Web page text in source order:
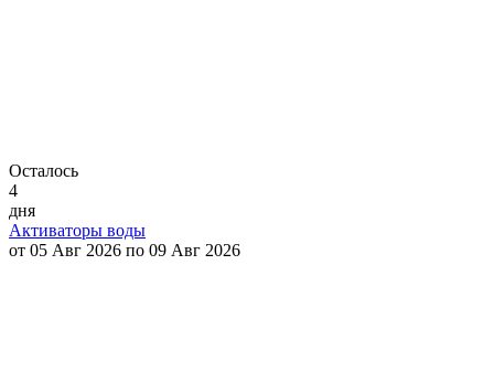
Осталось
4
дня
Активаторы воды
от 05 Авг 2026 по 09 Авг 2026